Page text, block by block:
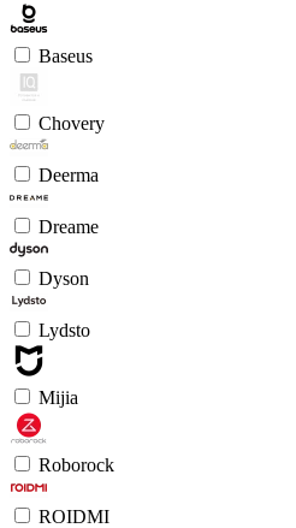
Baseus
Chovery
Deerma
Dreame
Dyson
Lydsto
Mijia
Roborock
ROIDMI